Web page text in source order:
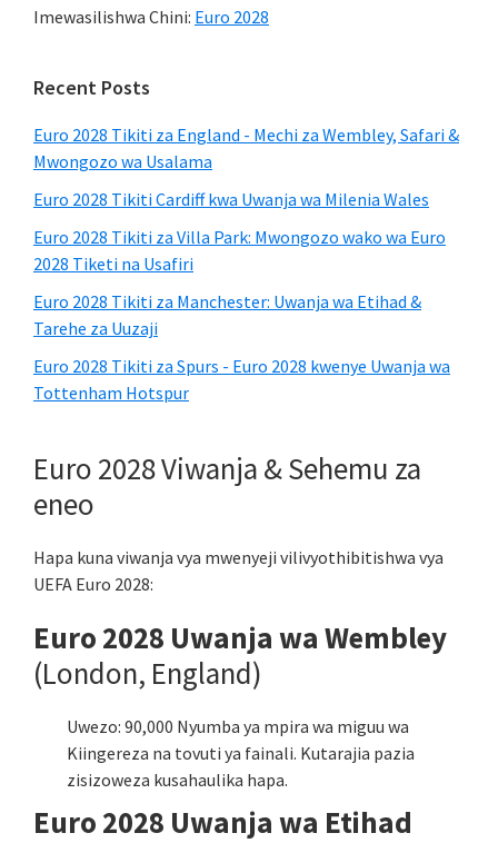
Imewasilishwa Chini: Euro 2028
Primary
Sidebar
Recent Posts
Euro 2028 Tikiti za England - Mechi za Wembley, Safari &
Mwongozo wa Usalama
Euro 2028 Tikiti Cardiff kwa Uwanja wa Milenia Wales
Euro 2028 Tikiti za Villa Park: Mwongozo wako wa Euro
2028 Tiketi na Usafiri
Euro 2028 Tikiti za Manchester: Uwanja wa Etihad &
Tarehe za Uuzaji
Euro 2028 Tikiti za Spurs - Euro 2028 kwenye Uwanja wa
Tottenham Hotspur
Euro 2028 Viwanja & Sehemu za
eneo
Hapa kuna viwanja vya mwenyeji vilivyothibitishwa vya
UEFA Euro 2028:
Euro 2028 Uwanja wa Wembley
(London, England)
Uwezo: 90,000 Nyumba ya mpira wa miguu wa
Kiingereza na tovuti ya fainali. Kutarajia pazia
zisizoweza kusahaulika hapa.
Euro 2028 Uwanja wa Etihad